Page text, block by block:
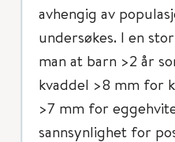
avhengig av
undersøkes. I en
man at barn >2 år
kvaddel >8 mm for
>7 mm for
sannsynlighet for